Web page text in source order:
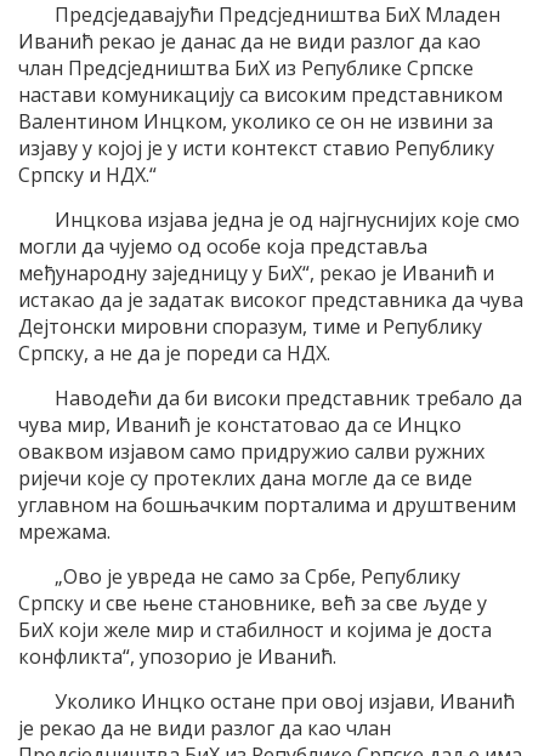
Предсједавајући Предсједништва БиХ Младен
Иванић рекао је данас да не види разлог да као
члан Предсједништва БиХ из Републике Српске
настави комуникацију са високим представником
Валентином Инцком, уколико се он не извини за
изјаву у којој је у исти контекст ставио Републику
Српску и НДХ.“
Инцкова изјава једна је од најгнуснијих које смо
могли да чујемо од особе која представља
међународну заједницу у БиХ“, рекао је Иванић и
истакао да је задатак високог представника да чува
Дејтонски мировни споразум, тиме и Републику
Српску, а не да је пореди са НДХ.
Наводећи да би високи представник требало да
чува мир, Иванић је констатовао да се Инцко
оваквом изјавом само придружио салви ружних
ријечи које су протеклих дана могле да се виде
углавном на бошњачким порталима и друштвеним
мрежама.
„Ово је увреда не само за Србе, Републику
Српску и све њене становнике, већ за све људе у
БиХ који желе мир и стабилност и којима је доста
конфликта“, упозорио је Иванић.
Уколико Инцко остане при овој изјави, Иванић
је рекао да не види разлог да као члан